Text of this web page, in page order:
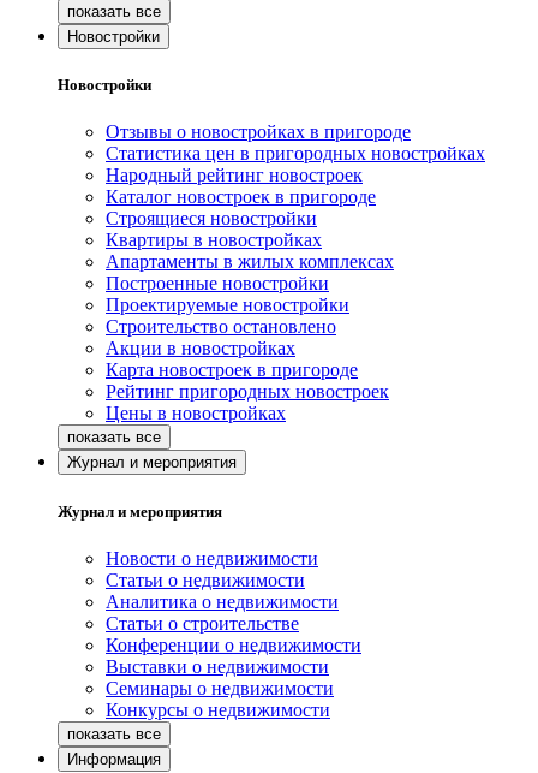
Новостройки
Новостройки
Отзывы о новостройках в пригороде
Статистика цен в пригородных новостройках
Народный рейтинг новостроек
Каталог новостроек в пригороде
Строящиеся новостройки
Квартиры в новостройках
Апартаменты в жилых комплексах
Построенные новостройки
Проектируемые новостройки
Строительство остановлено
Акции в новостройках
Карта новостроек в пригороде
Рейтинг пригородных новостроек
Цены в новостройках
Журнал и мероприятия
Журнал и мероприятия
Новости о недвижимости
Статьи о недвижимости
Аналитика о недвижимости
Статьи о строительстве
Конференции о недвижимости
Выставки о недвижимости
Семинары о недвижимости
Конкурсы о недвижимости
Информация